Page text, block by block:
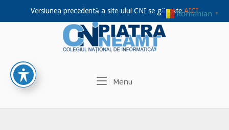
Versiunea precedentă a site-ului CNI se găseșteAICI
Home
Menu
Romanian ▼